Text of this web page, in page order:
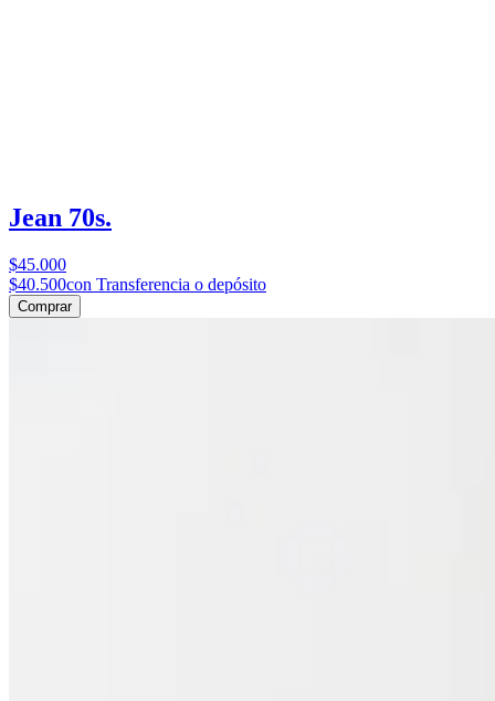
Jean 70s.
$45.000
$40.500con Transferencia o depósito
Comprar